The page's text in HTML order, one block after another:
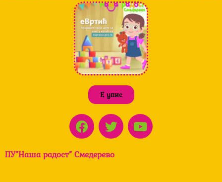
Е упис
F
a
e
T
w
t
Y
o
ПУ”Наша радост” Смедерево